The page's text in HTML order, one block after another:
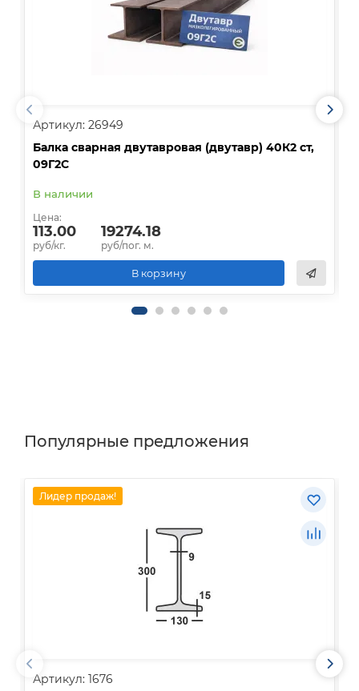
Артикул: 26949
Балка сварная двутавровая (двутавр) 40К2 ст,
09Г2С
В наличии
Цена:
113.00
руб/кг.
19274.18
руб/пог. м.
В корзину
Популярные предложения
Лидер продаж!
Артикул: 1676